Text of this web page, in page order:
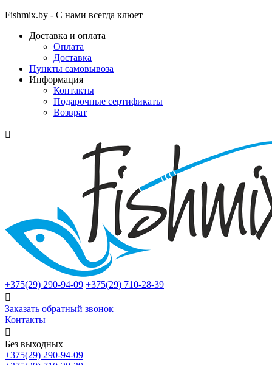
Fishmix.by - С нами всегда клюет
Доставка и оплата
Оплата
Доставка
Пункты самовывоза
Информация
Контакты
Подарочные сертификаты
Возврат

+375(29) 290-94-09 +375(29) 710-28-39

Заказать обратный звонок
Контакты

Без выходных
+375(29) 290-94-09